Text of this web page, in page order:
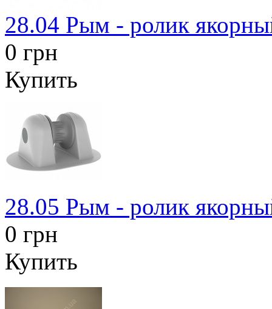
28.04 Рым - ролик
0 грн
Купить
28.05 Рым - ролик
0 грн
Купить